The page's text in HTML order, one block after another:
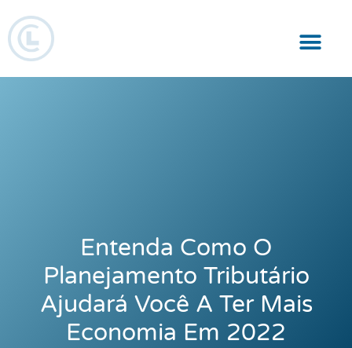
Entenda Como O
Planejamento Tributário
Ajudará Você A Ter Mais
Economia Em 2022